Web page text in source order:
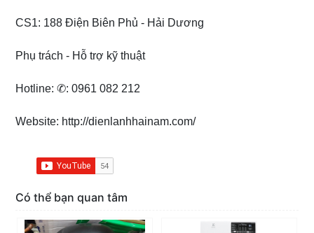
CS1: 188 Điện Biên Phủ - Hải Dương
Phụ trách - Hỗ trợ kỹ thuật
Hotline: ✆: 0961 082 212
Website: http://dienlanhhainam.com/
Có thể bạn quan tâm